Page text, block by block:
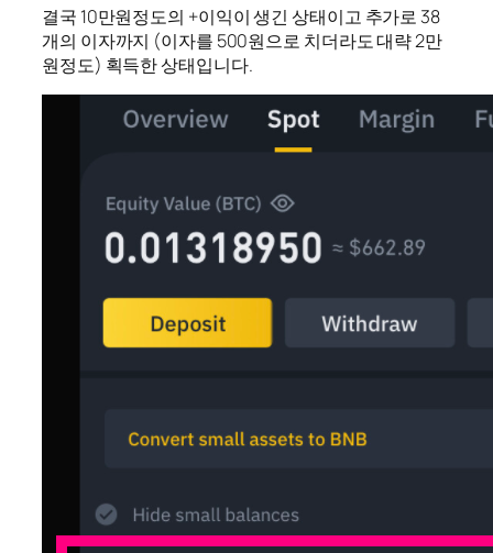
결국 10만원정도의 +이익이 생긴 상태이고 추가로 38
개의 이자까지 (이자를 500원으로 치더라도 대략 2만
원정도) 획득한 상태입니다.